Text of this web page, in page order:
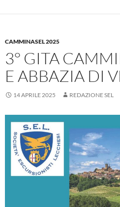
CAMMINASEL 2025
3° GITA
E ABBAZIA DI
14 APRILE 2025 REDAZIONE SEL